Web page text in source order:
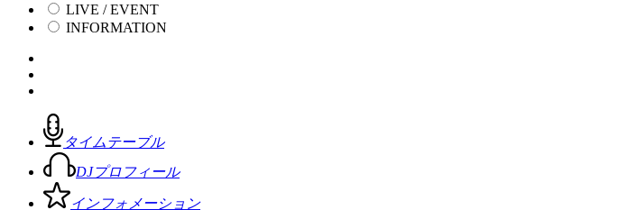
LIVE / EVENT
INFORMATION
タイムテーブル
DJプロフィール
インフォメーション